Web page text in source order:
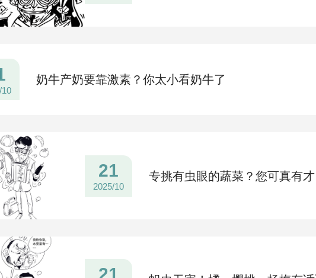
奶牛产奶要靠激素？你太小看奶牛了
10
专挑有虫眼的蔬菜？您可真有才
21
2025/10